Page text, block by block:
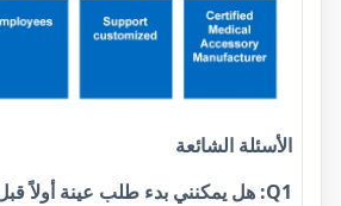
الأسئلة الشائعة
Q1: هل يمكنني بدء طلب عينة أولاً قبل طلب المزيد؟